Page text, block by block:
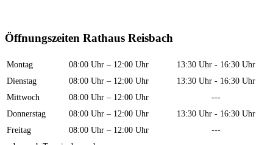
Öffnungszeiten Rathaus Reisbach
Montag 08:00 Uhr – 12:00 Uhr
13:30 Uhr - 16:30 Uhr
Dienstag
08:00 Uhr – 12:00 Uhr
13:30 Uhr - 16:30 Uhr
Mittwoch
08:00 Uhr – 12:00 Uhr
---
Donnerstag
08:00 Uhr – 12:00 Uhr
13:30 Uhr - 16:30 Uhr
Freitag
08:00 Uhr – 12:00 Uhr
---